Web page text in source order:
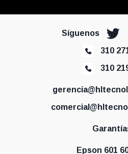
Síguenos
310
310
Epson 601